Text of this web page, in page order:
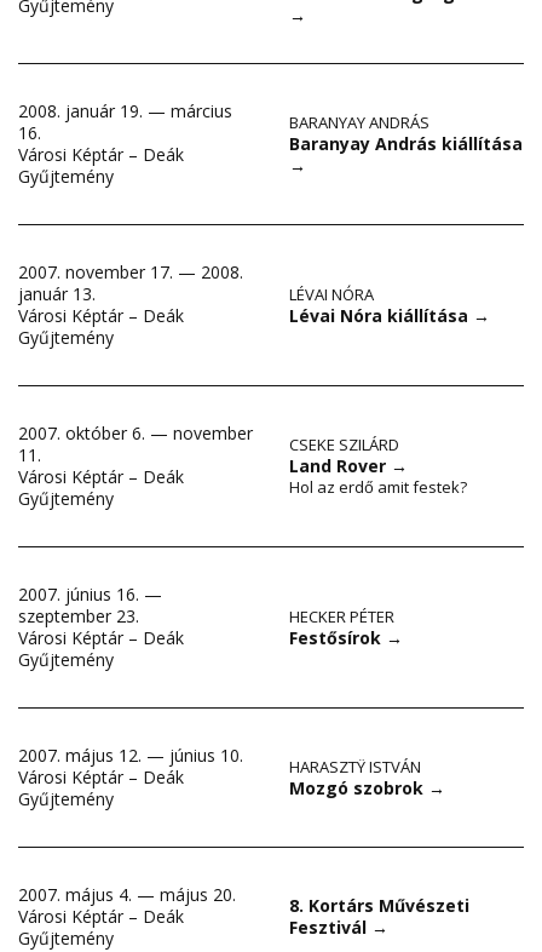
Gyűjtemény
→
2008. január 19. — március
16.
Városi Képtár – Deák
Gyűjtemény
BARANYAY ANDRÁS
Baranyay András kiállítása
→
2007. november 17. — 2008.
január 13.
Városi Képtár – Deák
Gyűjtemény
LÉVAI NÓRA
Lévai Nóra kiállítása →
2007. október 6. — november
11.
Városi Képtár – Deák
Gyűjtemény
CSEKE SZILÁRD
Land Rover →
Hol az erdő amit festek?
2007. június 16. —
szeptember 23.
Városi Képtár – Deák
Gyűjtemény
HECKER PÉTER
Festősírok →
2007. május 12. — június 10.
Városi Képtár – Deák
Gyűjtemény
HARASZTŸ ISTVÁN
Mozgó szobrok →
2007. május 4. — május 20.
Városi Képtár – Deák
Gyűjtemény
8. Kortárs Művészeti
Fesztivál →